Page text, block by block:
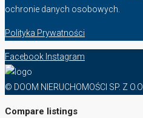
ochronie danych osobowych.
Polityka Prywatności
Facebook Instagram
© DOOM NIERUCHOMOŚCI SP. Z O.O.
Compare listings